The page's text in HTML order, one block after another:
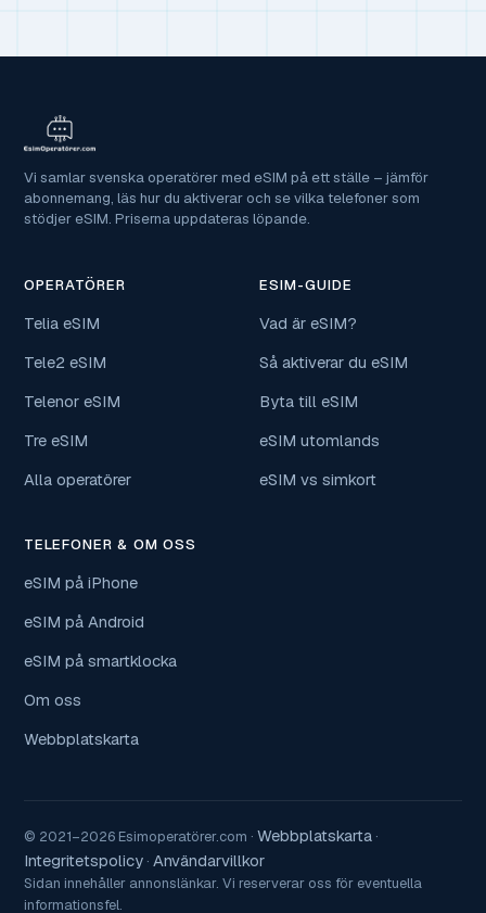
Vi samlar svenska operatörer med eSIM på ett ställe – jämför
abonnemang, läs hur du aktiverar och se vilka telefoner som
stödjer eSIM. Priserna uppdateras löpande.
OPERATÖRER
Telia eSIM
Tele2 eSIM
Telenor eSIM
Tre eSIM
Alla operatörer
ESIM-GUIDE
Vad är eSIM?
Så aktiverar du eSIM
Byta till eSIM
eSIM utomlands
eSIM vs simkort
TELEFONER & OM OSS
eSIM på iPhone
eSIM på Android
eSIM på smartklocka
Om oss
Webbplatskarta
© 2021–2026 Esimoperatörer.com · Webbplatskarta ·
Integritetspolicy · Användarvillkor
Sidan innehåller annonslänkar. Vi reserverar oss för eventuella
informationsfel.